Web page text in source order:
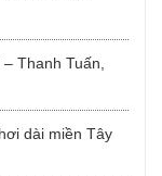
Thanh Tuấn,
dài miền Tây